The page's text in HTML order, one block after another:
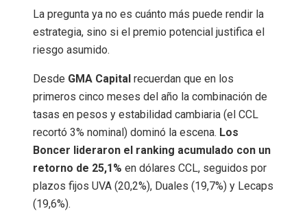
La pregunta ya no es cuánto más puede rendir la
estrategia, sino si el premio potencial justifica el
riesgo asumido.
Desde GMA Capital recuerdan que en los
primeros cinco meses del año la combinación de
tasas en pesos y estabilidad cambiaria (el CCL
recortó 3% nominal) dominó la escena. Los
Boncer lideraron el ranking acumulado con un
retorno de 25,1% en dólares CCL, seguidos por
plazos fijos UVA (20,2%), Duales (19,7%) y Lecaps
(19,6%).